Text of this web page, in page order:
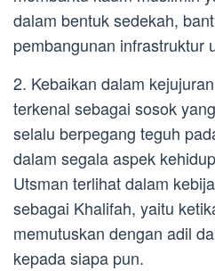
dalam bentuk sedekah,
pembangunan infrastruktur
2. Kebaikan dalam
terkenal sebagai sosok
selalu berpegang teguh
dalam segala aspek
Utsman terlihat dalam
sebagai Khalifah, yaitu
memutuskan dengan adil
kepada siapa pun.